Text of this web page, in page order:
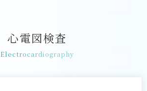
心電図検査
Electrocardiography